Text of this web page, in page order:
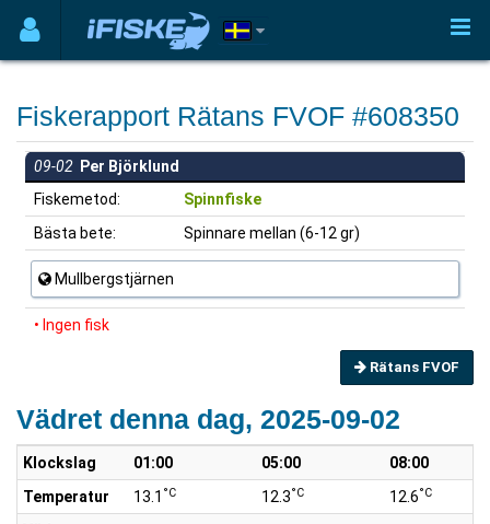
Fiskerapport Rätans FVOF #608350
09-02 Per Björklund
Fiskemetod:
Spinnfiske
Bästa bete:
Spinnare mellan (6-12 gr)
Mullbergstjärnen
• Ingen fisk
Rätans FVOF
Vädret denna dag, 2025-09-02
Klockslag 01:00 05:00
08:00
Temperatur
13.1 °C 12.3°C 12.6°C